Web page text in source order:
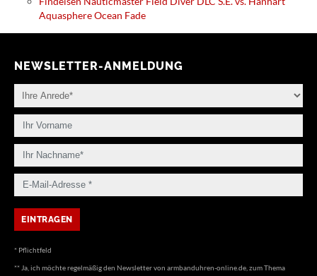
Aquasphere Ocean Fade
NEWSLETTER-ANMELDUNG
* Pflichtfeld
** Ja, ich möchte regelmäßig den Newsletter von armbanduhren-online.de, zum Thema